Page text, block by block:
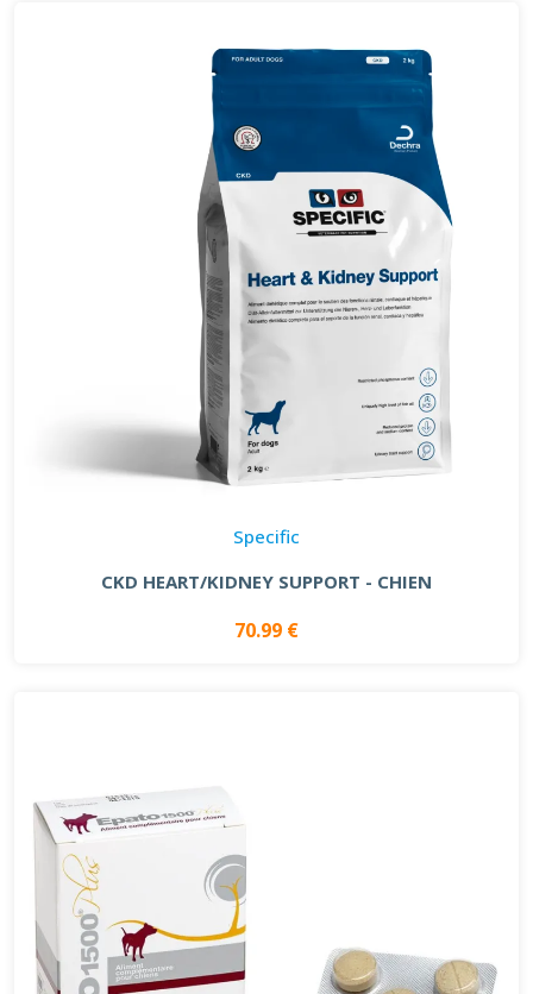
Specific
CKD HEART/KIDNEY SUPPORT - CHIEN
70.99 €